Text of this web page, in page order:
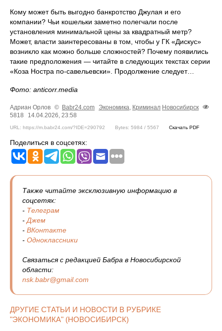
Кому может быть выгодно банкротство Джулая и его
компании? Чьи кошельки заметно полегчали после
установления минимальной цены за квадратный метр?
Может, власти заинтересованы в том, чтобы у ГК «Дискус»
возникло как можно больше сложностей? Почему появились
такие предположения — читайте в следующих текстах серии
«Коза Ностра по‑савельевски». Продолжение следует…
Фото: anticorr.media
Адриан Орлов © Babr24.com Экономика, Криминал Новосибирск
5818
14.04.2026, 23:58
URL: https://m.babr24.com/?IDE=290792 Bytes: 5984 / 5567 Скачать PDF
Поделиться в соцсетях:
Также читайте эксклюзивную информацию в
соцсетях:
- Телеграм
- Джем
- ВКонтакте
- Одноклассники
Связаться с редакцией Бабра в Новосибирской
области:
nsk.babr@gmail.com
ДРУГИЕ СТАТЬИ И НОВОСТИ В РУБРИКЕ
"ЭКОНОМИКА" (НОВОСИБИРСК)